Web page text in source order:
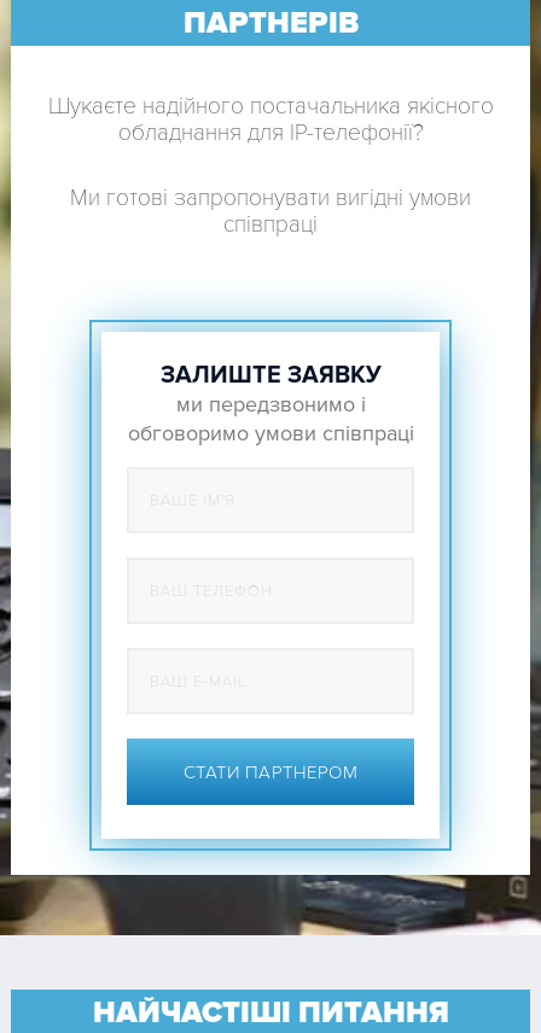
ПАРТНЕРІВ
Шукаєте надійного постачальника якісного
обладнання для IP-телефонії?
Ми готові запропонувати вигідні умови
співпраці
ЗАЛИШТЕ ЗАЯВКУ
ми передзвонимо і
обговоримо умови співпраці
СТАТИ ПАРТНЕРОМ
НАЙЧАСТІШІ ПИТАННЯ